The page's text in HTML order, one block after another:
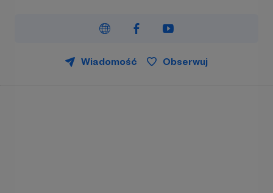
Wiadomość Obserwuj